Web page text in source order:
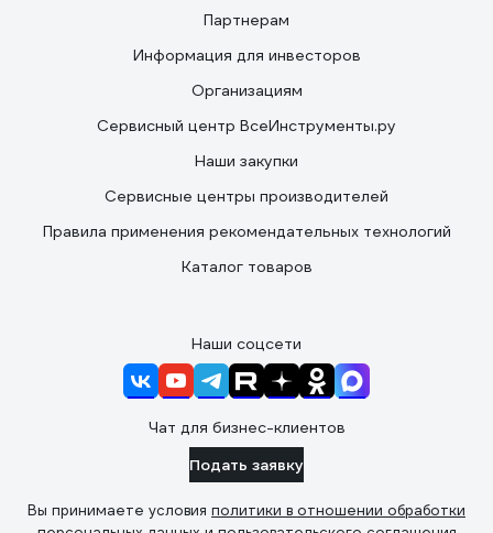
Партнерам
Информация для инвесторов
Организациям
Сервисный центр ВсеИнструменты.ру
Наши закупки
Сервисные центры производителей
Правила применения рекомендательных технологий
Каталог товаров
Наши соцсети
Чат для бизнес-клиентов
Подать заявку
Вы принимаете условия политики в отношении обработки